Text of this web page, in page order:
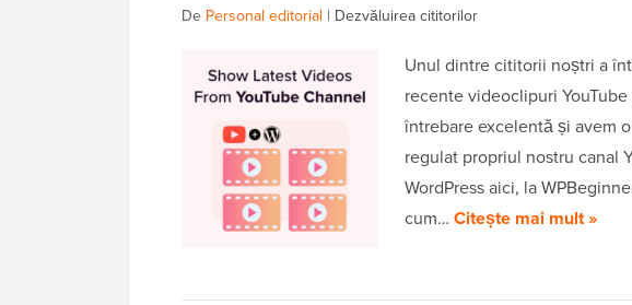
De Personal editorial | Dezvăluirea cititorilor
Unul dintre cititorii noștri a
recente videoclipuri
întrebare excelentă și avem
regulat propriul nostru canal
WordPress aici, la
cum… Citește mai mult »